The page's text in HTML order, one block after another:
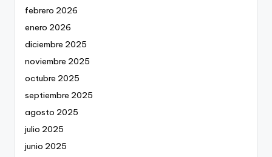
febrero 2026
enero 2026
diciembre 2025
noviembre 2025
octubre 2025
septiembre 2025
agosto 2025
julio 2025
junio 2025